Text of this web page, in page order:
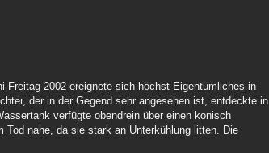
Freitag 2002 ereignete sich höchst Eigentümliches in
der in der Gegend sehr angesehen ist, entdeckte in
verfügte obendrein über einen konisch
Tod nahe, da sie stark an Unterkühlung litten. Die